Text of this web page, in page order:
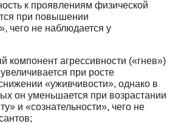
к проявлениям физической
при повышении
чего не наблюдается у
компонент агрессивности («гнев»)
при росте
«уживчивости», однако в
он уменьшается при возрастании
и «сознательности», чего не